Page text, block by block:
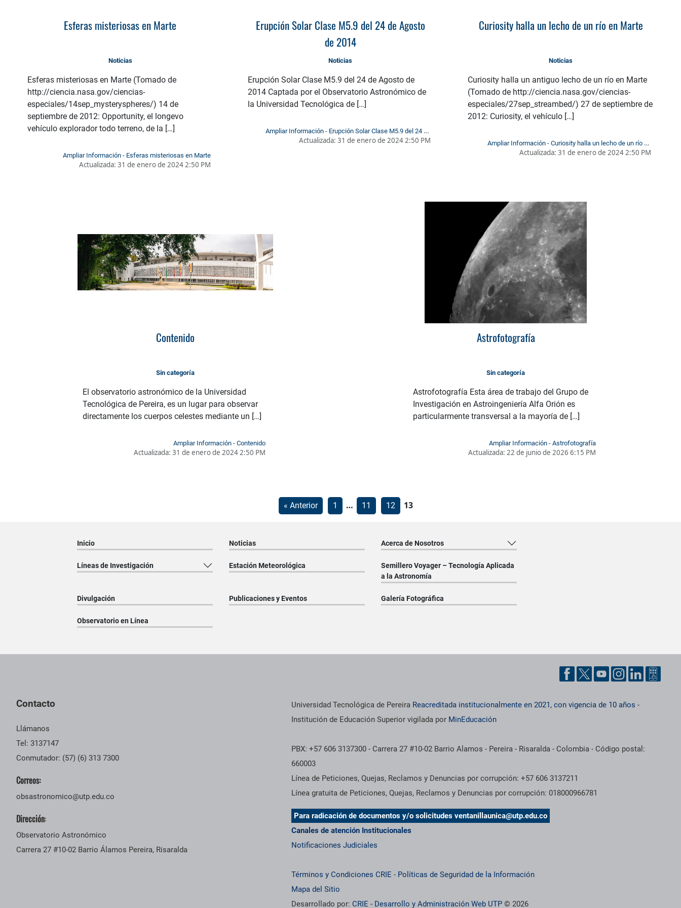
Esferas misteriosas en Marte
Noticias
Esferas misteriosas en Marte (Tomado de
http://ciencia.nasa.gov/ciencias-
especiales/14sep_mysteryspheres/) 14 de
septiembre de 2012: Opportunity, el longevo
vehículo explorador todo terreno, de la […]
Ampliar Información - Esferas misteriosas en Marte
Actualizada: 31 de enero de 2024 2:50 PM
Erupción Solar Clase M5.9 del 24 de Agosto
de 2014
Noticias
Erupción Solar Clase M5.9 del 24 de Agosto de
2014 Captada por el Observatorio Astronómico de
la Universidad Tecnológica de […]
Ampliar Información - Erupción Solar Clase M5.9 del 24 de
Agosto de 2014
Actualizada:31 de enero de 2024 2:50 PM
Curiosity halla un lecho de un río en Marte
Noticias
Curiosity halla un antiguo lecho de un río en Marte
(Tomado de http://ciencia.nasa.gov/ciencias-
especiales/27sep_streambed/) 27 de septiembre de
2012: Curiosity, el vehículo […]
Ampliar Información - Curiosity halla un lecho de un río en
Marte
Actualizada: 31 de enero de 2024 2:50 PM
Contenido
Sin categoría
El observatorio astronómico de la Universidad
Tecnológica de Pereira, es un lugar para observar
directamente los cuerpos celestes mediante un […]
Ampliar Información - Contenido
Actualizada:31 de enero de 2024 2:50 PM
Astrofotografía
Sin categoría
Astrofotografía Esta área de trabajo del Grupo de
Investigación en Astroingeniería Alfa Orión es
particularmente transversal a la mayoría de […]
Ampliar Información - Astrofotografía
Actualizada:22 de junio de 2026 6:15 PM
Paginación
entradas
« Anterior 1 … 11 12 13
Inicio Noticias Acerca de Nosotros
Líneas de Investigación Estación Meteorológica
Semillero Voyager – Tecnología Aplicada
a la Astronomía
Divulgación Publicaciones y Eventos Galería Fotográfica
Observatorio en Línea
Contacto
Llámanos
Tel: 3137147
Conmutador: (57) (6) 313 7300
Correos:
obsastronomico@utp.edu.co
Dirección:
Observatorio Astronómico
Carrera 27 #10-02 Barrio Álamos Pereira, Risaralda
Información institucional
Universidad Tecnológica de Pereira Reacreditada institucionalmente en 2021, con vigencia de 10 años -
Institución de Educación Superior vigilada por MinEducación
PBX: +57 606 3137300 - Carrera 27 #10-02 Barrio Alamos - Pereira - Risaralda - Colombia - Código postal:
660003
Línea de Peticiones, Quejas, Reclamos y Denuncias por corrupción: +57 606 3137211
Línea gratuita de Peticiones, Quejas, Reclamos y Denuncias por corrupción: 018000966781
Para radicación de documentos y/o solicitudesventanillaunica@utp.edu.co
Canales de atención Institucionales
Notificaciones Judiciales
Términos y Condiciones CRIE - Políticas de Seguridad de la Información
Mapa del Sitio
Desarrollado por:CRIE - Desarrollo y Administración Web UTP © 2026